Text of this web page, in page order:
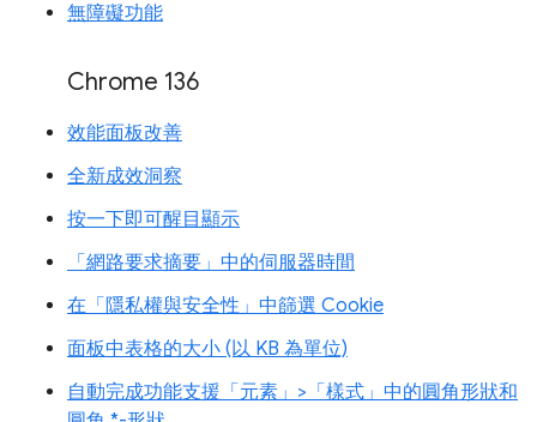
無障礙功能
Chrome 136
效能面板改善
全新成效洞察
按一下即可醒目顯示
「網路要求摘要」中的伺服器時間
在「隱私權與安全性」中篩選 Cookie
面板中表格的大小 (以 KB 為單位)
自動完成功能支援「元素」>「樣式」中的圓角形狀和